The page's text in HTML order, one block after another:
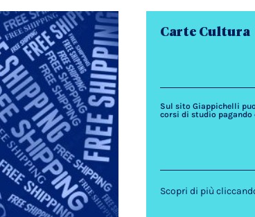
Carte Cultura
Sul sito Giappichelli
corsi di studio pagando
Scopri di più